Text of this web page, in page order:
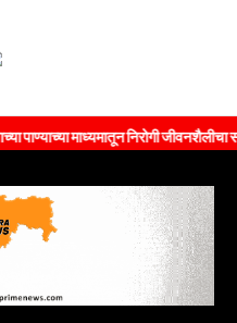
माध्यमातून निरोगी जीवनशैलीचा संदेश